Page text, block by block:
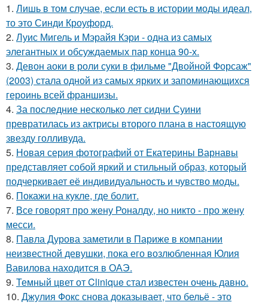
1. Лишь в том случае, если есть в истории моды идеал,
то это Синди Кроуфорд.
2. Луис Мигель и Мэрайя Кэри - одна из самых
элегантных и обсуждаемых пар конца 90-х.
3. Девон аоки в роли суки в фильме "Двойной Форсаж"
(2003) стала одной из самых ярких и запоминающихся
героинь всей франшизы.
4. За последние несколько лет сидни Суини
превратилась из актрисы второго плана в настоящую
звезду голливуда.
5. Новая серия фотографий от Екатерины Варнавы
представляет собой яркий и стильный образ, который
подчеркивает её индивидуальность и чувство моды.
6. Покажи на кукле, где болит.
7. Все говорят про жену Роналду, но никто - про жену
месси.
8. Павла Дурова заметили в Париже в компании
неизвестной девушки, пока его возлюбленная Юлия
Вавилова находится в ОАЭ.
9. Темный цвет от Clinique стал известен очень давно.
10. Джулия Фокс снова доказывает, что бельё - это